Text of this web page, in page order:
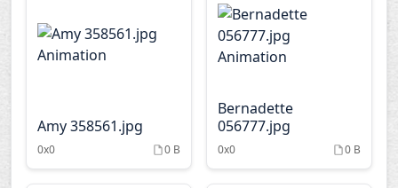
Amy 358561.jpg
0x0 0 B
Bernadette
056777.jpg
0x0 0 B